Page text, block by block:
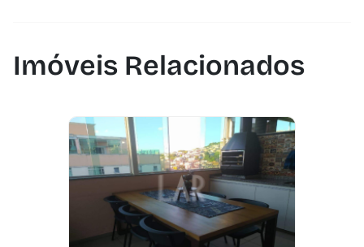
Imóveis Relacionados